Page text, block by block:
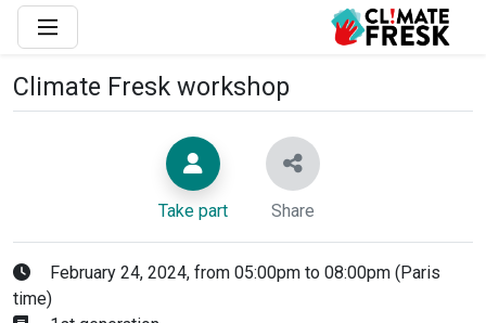
Climate Fresk workshop
Take part Share
February 24, 2024, from 05:00pm to 08:00pm (Paris
time)